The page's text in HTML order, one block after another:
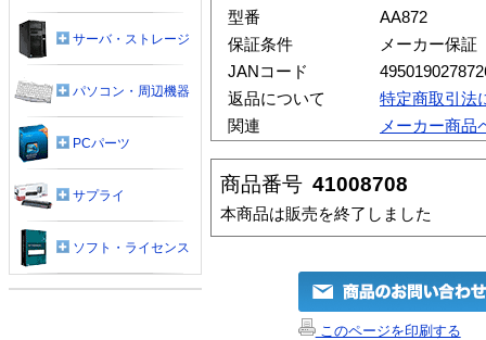
型番
AA872
保証条件
メーカー保証
JANコード
返品について
特定商取引法
関連
メーカー商品
商品番号 41008708
本商品は販売を終了しました
このページを印刷する
サーバ・ストレージ
パソコン・周辺機器
PCパーツ
サプライ
ソフト・ライセンス